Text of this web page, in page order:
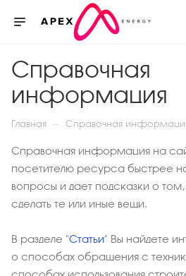
Справочная
информация
Главная — Справочная
Справочная информация на
посетителю ресурса быстрее
вопросы и дает подсказки о
сделать те или иные вещи.
В разделе "Статьи" Вы найдете
о способах обращения с